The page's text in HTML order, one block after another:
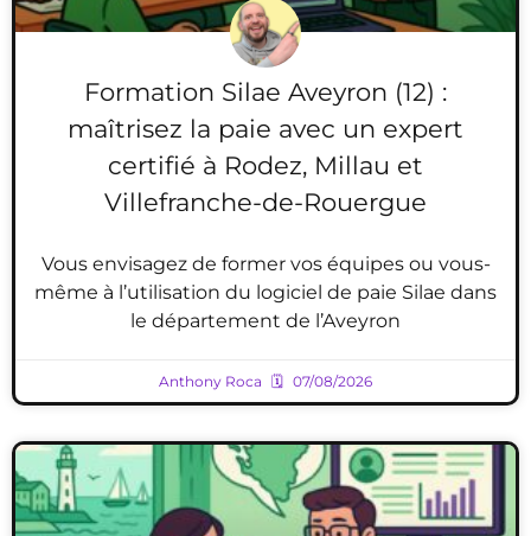
Formation Silae Aveyron (12) :
maîtrisez la paie avec un expert
certifié à Rodez, Millau et
Villefranche-de-Rouergue
Vous envisagez de former vos équipes ou vous-
même à l’utilisation du logiciel de paie Silae dans
le département de l’Aveyron
Anthony Roca 07/08/2026